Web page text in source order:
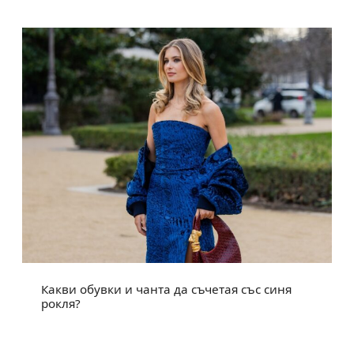
Какви обувки и чанта да съчетая със синя
рокля?